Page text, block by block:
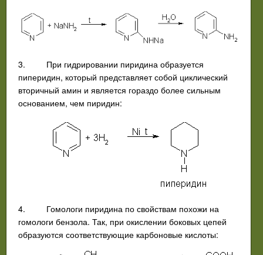
3.
При гидрировании пиридина образуется
пиперидин, который представляет собой циклический
вторичный амин и является гораздо более сильным
основанием, чем пиридин:
4. Гомологи пиридина по свойствам похожи на
гомологи бензола. Так, при окислении боковых цепей
образуются соответствующие карбоновые кислоты: